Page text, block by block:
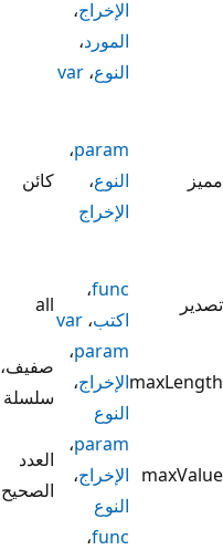
الإخراج،
المورد،
النوع، var
مميز
param،
النوع،
الإخراج
كائن
تصدير
func،
اكتب، var
all
maxLength
param،
الإخراج،
النوع
صفيف،
سلسلة
maxValue
param،
الإخراج،
النوع
العدد
الصحيح
func،